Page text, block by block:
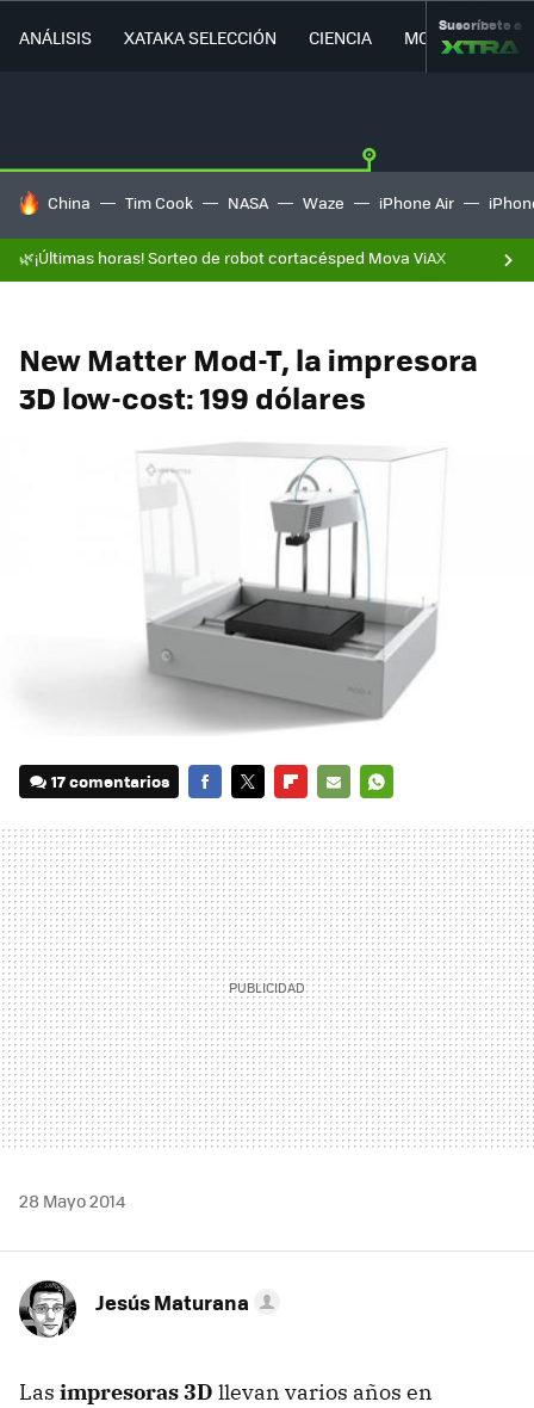
ANÁLISIS XATAKA SELECCIÓN CIENCIA MOVILIDAD
Suscríbete a
HOY SE HABLA DE
China Tim Cook NASA Waze iPhone Air
🌿¡Últimas horas! Sorteo de robot cortacésped Mova ViAX
New Matter Mod-T, la impresora
3D low-cost: 199 dólares
17 comentarios
MAIL
28 Mayo 2014
Jesús Maturana
Las impresoras 3D llevan varios años en